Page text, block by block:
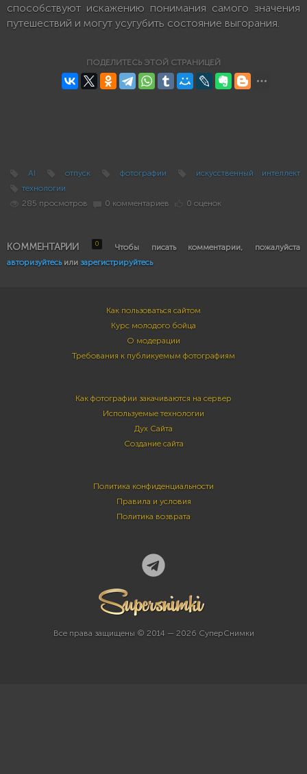
способствуют искажению понимания самого значения
путешествий и могут усугубить состояние выгорания.
ПОДЕЛИТЕСЬ ЭТОЙ СТРАНИЦЕЙ
AI отпуск фотографии
искусственный интеллект
технологии
285 просмотров
0 комментариев 0 оценок
КОММЕНТАРИИ 0
Чтобы писать комментарии, пожалуйста
авторизуйтесьили зарегистрируйтесь
Как пользоваться сайтом
Курс молодого бойца
О модерации
Требования к публикуемым фотографиям
Как фотографии закачиваются на сервер
Используемые технологии
Дух Сайта
Создание сайта
Политика конфиденциальности
Правила и условия
Политика возврата
Все права защищены © 2014 — 2026 СуперСнимки